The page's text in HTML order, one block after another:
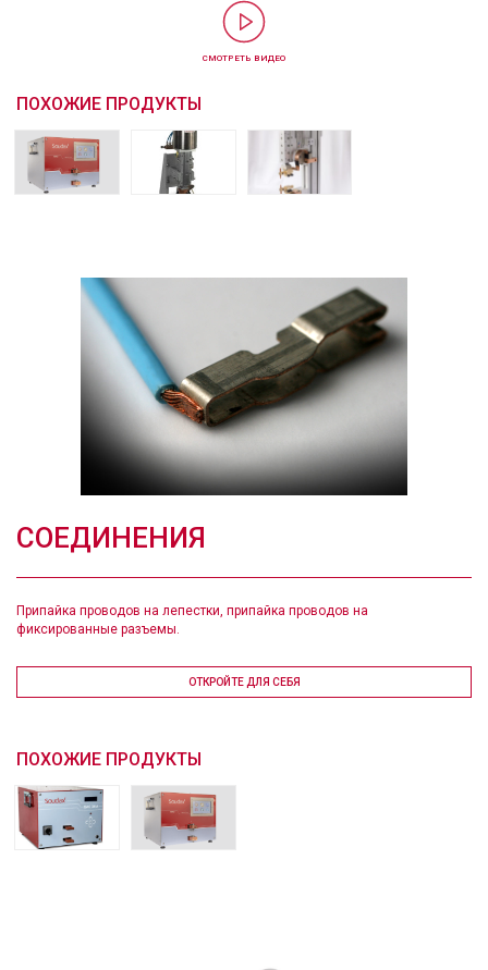
СМОТРЕТЬ ВИДЕО
ПОХОЖИЕ ПРОДУКТЫ
CОЕДИНЕНИЯ
Припайка проводов на лепестки, припайка проводов на
фиксированные разъемы.
ОТКРОЙТЕ ДЛЯ СЕБЯ
ПОХОЖИЕ ПРОДУКТЫ